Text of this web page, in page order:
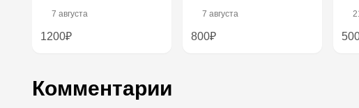
7 августа
1200₽
7 августа
800₽
Комментарии